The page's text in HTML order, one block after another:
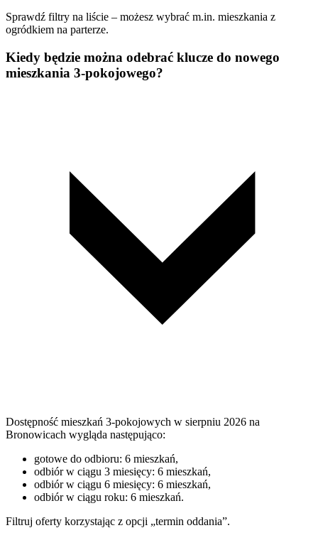
Sprawdź filtry na liście – możesz wybrać m.in. mieszkania z
ogródkiem na parterze.
Kiedy będzie można odebrać klucze do nowego
mieszkania 3-pokojowego?
Dostępność mieszkań 3-pokojowych w sierpniu 2026 na
Bronowicach wygląda następująco:
gotowe do odbioru: 6 mieszkań,
odbiór w ciągu 3 miesięcy: 6 mieszkań,
odbiór w ciągu 6 miesięcy: 6 mieszkań,
odbiór w ciągu roku: 6 mieszkań.
Filtruj oferty korzystając z opcji „termin oddania”.